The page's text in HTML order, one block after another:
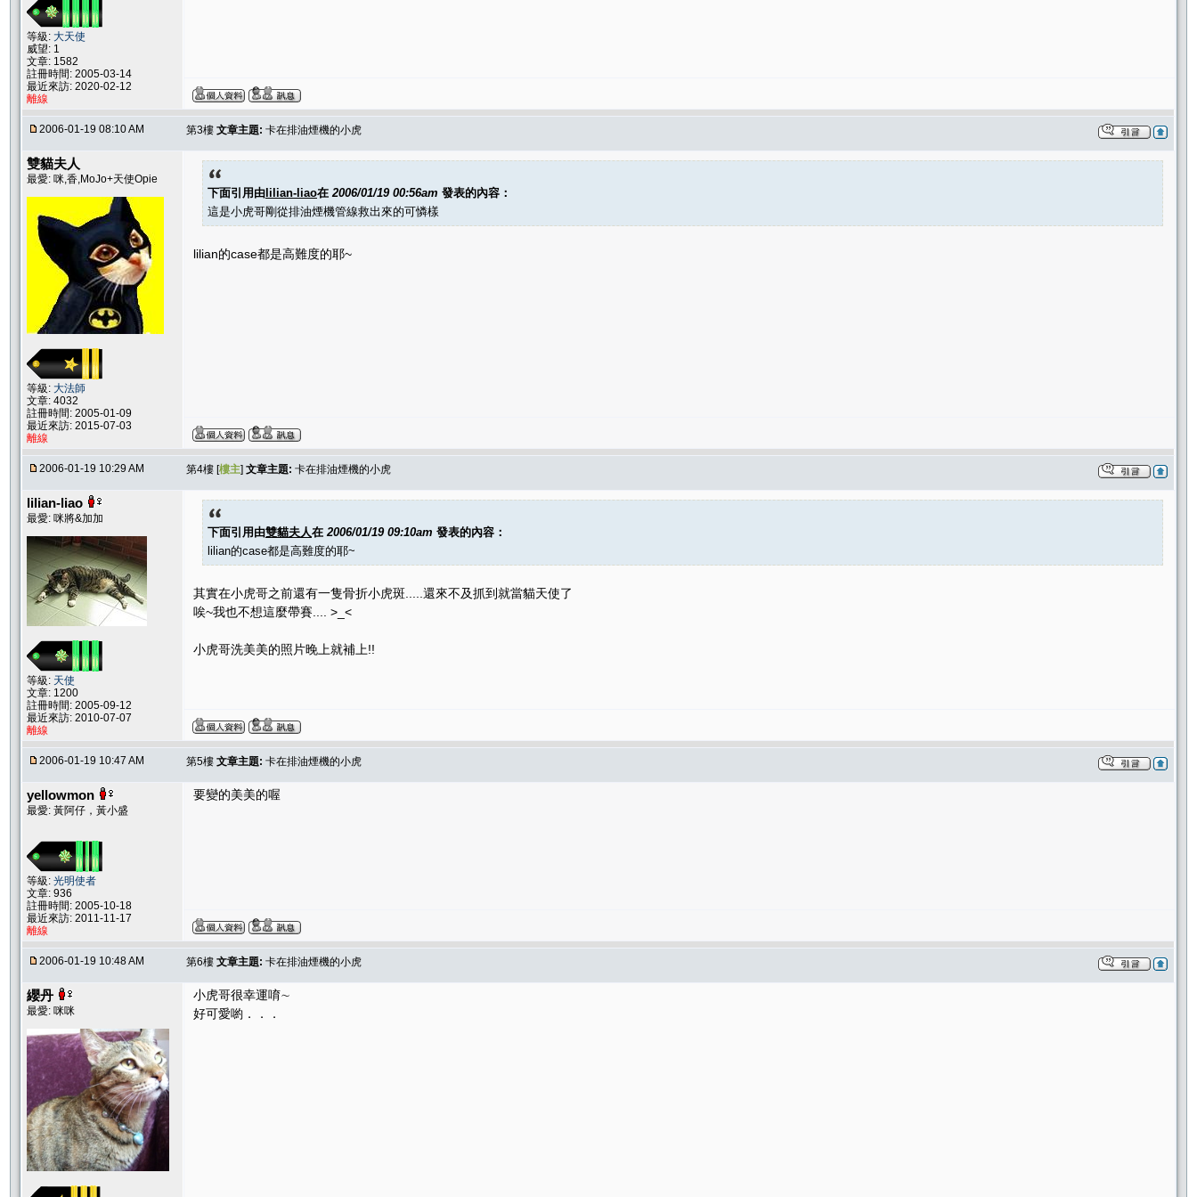
等級: 大天使
威望: 1
文章: 1582
註冊時間: 2005-03-14
最近來訪: 2020-02-12
離線
2006-01-19 08:10 AM 第3樓 文章主題: 卡在排油煙機的小虎
雙貓夫人
最愛: 咪,香,MoJo+天使Opie
等級: 大法師
文章: 4032
註冊時間: 2005-01-09
最近來訪: 2015-07-03
離線
下面引用由lilian-liao在 2006/01/19 00:56am 發表的內容：
這是小虎哥剛從排油煙機管線救出來的可憐樣
lilian的case都是高難度的耶~
2006-01-19 10:29 AM 第4樓 [樓主] 文章主題: 卡在排油煙機的小虎
lilian-liao
最愛: 咪將&加加
等級: 天使
文章: 1200
註冊時間: 2005-09-12
最近來訪: 2010-07-07
離線
下面引用由雙貓夫人在 2006/01/19 09:10am 發表的內容：
lilian的case都是高難度的耶~
其實在小虎哥之前還有一隻骨折小虎斑.....還來不及抓到就當貓天使了
唉~我也不想這麼帶賽.... >_<
小虎哥洗美美的照片晚上就補上!!
2006-01-19 10:47 AM 第5樓 文章主題: 卡在排油煙機的小虎
yellowmon
最愛: 黃阿仔，黃小盛
等級: 光明使者
文章: 936
註冊時間: 2005-10-18
最近來訪: 2011-11-17
離線
要變的美美的喔
2006-01-19 10:48 AM 第6樓 文章主題: 卡在排油煙機的小虎
纓丹
最愛: 咪咪
小虎哥很幸運唷∼
好可愛喲．．．